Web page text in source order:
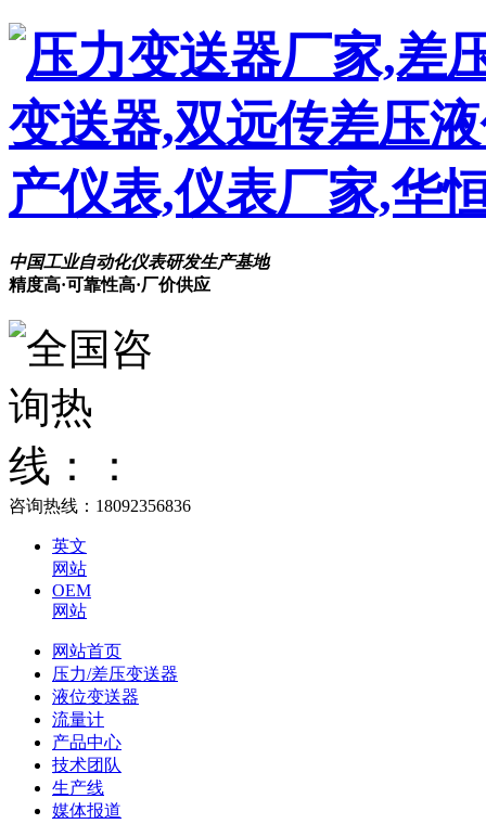
中国工业自动化仪表研发生产基地
精度高·可靠性高·厂价供应
咨询热线： 18092356836
英文
网站
OEM
网站
网站首页
压力/差压变送器
液位变送器
流量计
产品中心
技术团队
生产线
媒体报道